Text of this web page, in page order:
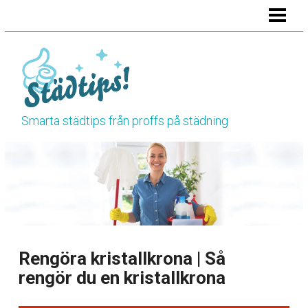
STÄDA KÖKET
STÄDA TOALETTEN
Smarta städtips från proffs på städning
Rengöra kristallkrona | Så
rengör du en kristallkrona